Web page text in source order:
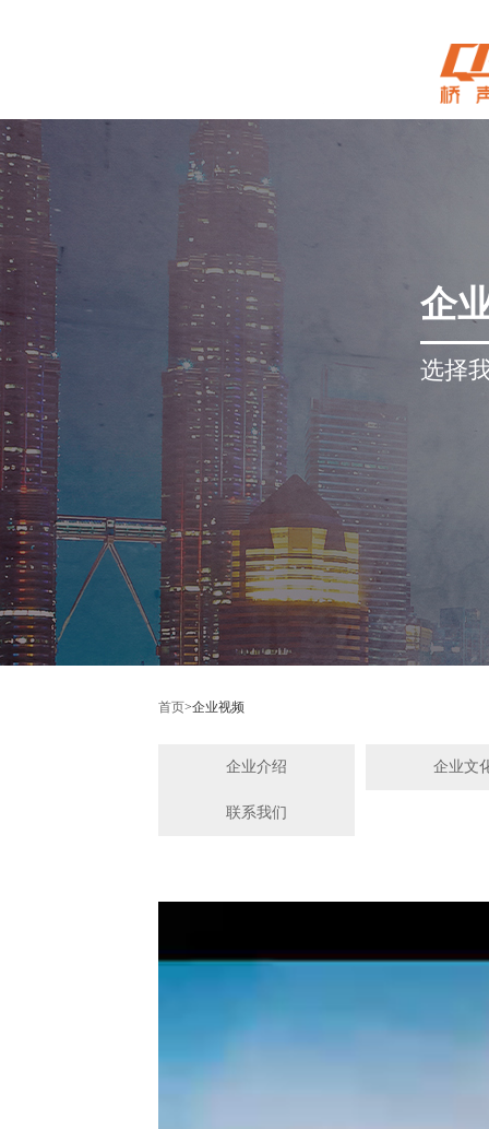
企
选择
首页>企业视频
企业介绍 企业文
联系我们